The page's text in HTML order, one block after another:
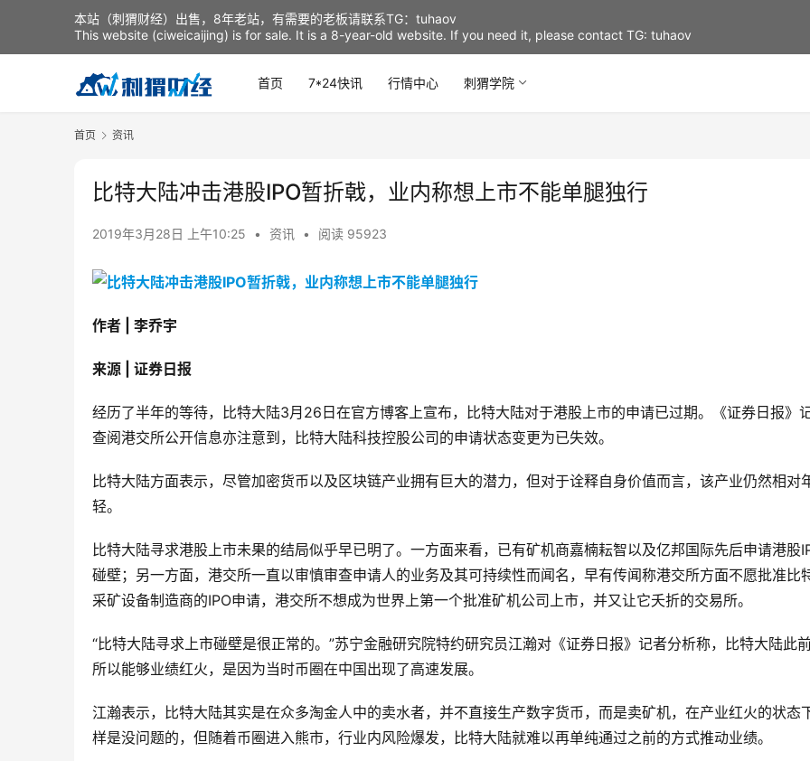
首页 7*24快讯 行情中心 刺猬学院
首页 资讯
比特大陆冲击港股IPO暂折戟，业内称想上市不能单腿独行
2019年3月28日 上午10:25 • 资讯 • 阅读 95923
作者 | 李乔宇
来源 | 证券日报
经历了半年的等待，比特大陆3月26日在官方博客上宣布，比特大陆对于港股上市的申请已过期。《证券日报》
查阅港交所公开信息亦注意到，比特大陆科技控股公司的申请状态变更为已失效。
比特大陆方面表示，尽管加密货币以及区块链产业拥有巨大的潜力，但对于诠释自身价值而言，该产业仍然相对
轻。
比特大陆寻求港股上市未果的结局似乎早已明了。一方面来看，已有矿机商嘉楠耘智以及亿邦国际先后申请港股
碰壁；另一方面，港交所一直以审慎审查申请人的业务及其可持续性而闻名，早有传闻称港交所方面不愿批准比
采矿设备制造商的IPO申请，港交所不想成为世界上第一个批准矿机公司上市，并又让它夭折的交易所。
“比特大陆寻求上市碰壁是很正常的。”苏宁金融研究院特约研究员江瀚对《证券日报》记者分析称，比特大陆此
所以能够业绩红火，是因为当时币圈在中国出现了高速发展。
江瀚表示，比特大陆其实是在众多淘金人中的卖水者，并不直接生产数字货币，而是卖矿机，在产业红火的状态
样是没问题的，但随着币圈进入熊市，行业内风险爆发，比特大陆就难以再单纯通过之前的方式推动业绩。
本站（刺猬财经）出售，8年老站，有需要的老板请联系TG：tuhaov
This website (ciweicaijing) is for sale. It is a 8-year-old website. If you need it, please contact TG: tuhaov